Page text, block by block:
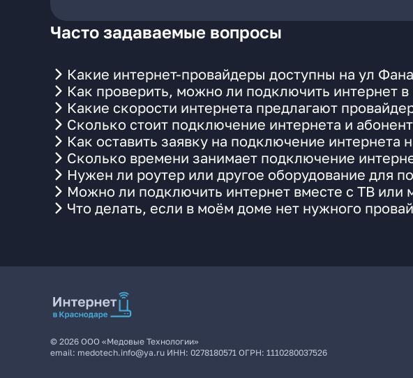
Часто задаваемые вопросы
Какие интернет-провайдеры доступны на ул
Как проверить, можно ли подключить интернет
Какие скорости интернета предлагают
Сколько стоит подключение интернета и
Как оставить заявку на подключение интернета
Сколько времени занимает подключение
Нужен ли роутер или другое оборудование для
Можно ли подключить интернет вместе с ТВ или
Что делать, если в моём доме нет нужного
© 2026 ООО «Медовые Технологии»
email: medotech.info@ya.ru ИНН: 0278180571 ОГРН: 1110280037526